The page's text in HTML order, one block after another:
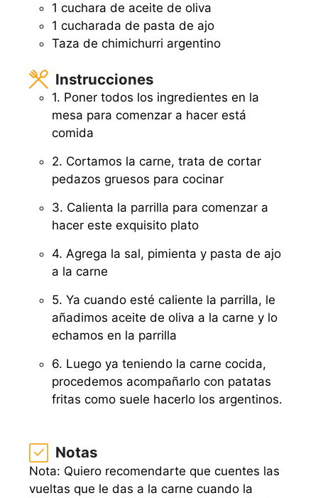
1 cuchara de aceite de oliva
1 cucharada de pasta de ajo
Taza de chimichurri argentino
Instrucciones
1. Poner todos los ingredientes en la
mesa para comenzar a hacer está
comida
2. Cortamos la carne, trata de cortar
pedazos gruesos para cocinar
3. Calienta la parrilla para comenzar a
hacer este exquisito plato
4. Agrega la sal, pimienta y pasta de ajo
a la carne
5. Ya cuando esté caliente la parrilla, le
añadimos aceite de oliva a la carne y lo
echamos en la parrilla
6. Luego ya teniendo la carne cocida,
procedemos acompañarlo con patatas
fritas como suele hacerlo los argentinos.
Notas
Nota: Quiero recomendarte que cuentes las
vueltas que le das a la carne cuando la